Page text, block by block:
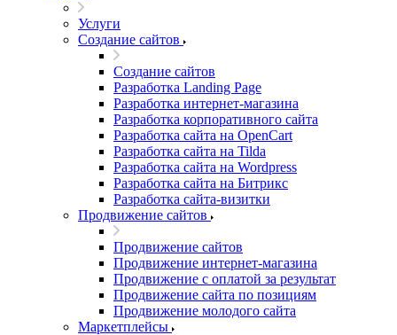
Услуги
Создание сайтов
Создание сайтов
Разработка Landing Page
Разработка интернет-магазина
Разработка корпоративного сайта
Разработка сайта на OpenCart
Разработка сайта на Tilda
Разработка сайта на Wordpress
Разработка сайта на Битрикс
Разработка сайта-визитки
Продвижение сайтов
Продвижение сайтов
Продвижение интернет-магазина
Продвижение с оплатой за результат
Продвижение сайта по позициям
Продвижение молодого сайта
Маркетплейсы